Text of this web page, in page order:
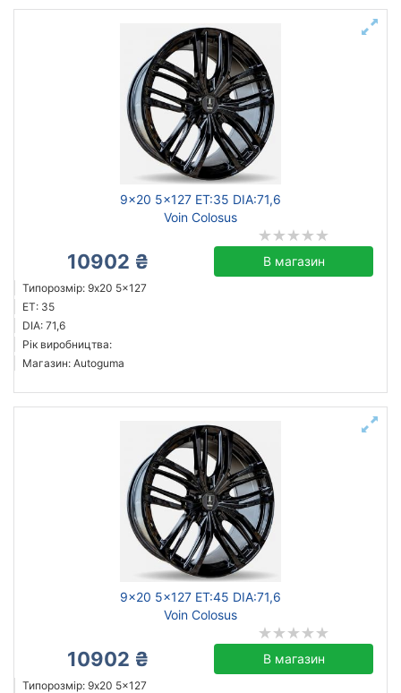
9x20 5x127 ET:35 DIA:71,6
Voin Colosus
10902 ₴ В магазин
Типорозмір: 9x20 5x127
ET: 35
DIA: 71,6
Рік виробництва:
Магазин: Autoguma
9x20 5x127 ET:45 DIA:71,6
Voin Colosus
10902 ₴ В магазин
Типорозмір: 9x20 5x127